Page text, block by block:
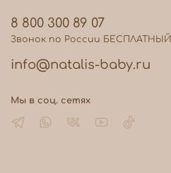
8 800 300 89 07
Звонок по России БЕСПЛАТНЫЙ
info@natalis-baby.ru
Мы в соц. сетях